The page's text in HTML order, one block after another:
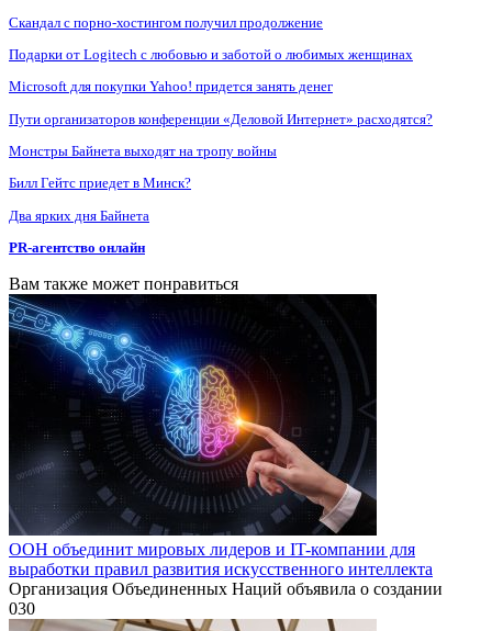
Скандал с порно-хостингом получил продолжение
Подарки от Logitech с любовью и заботой о любимых женщинах
Microsoft для покупки Yahoo! придется занять денег
Пути организаторов конференции «Деловой Интернет» расходятся?
Монстры Байнета выходят на тропу войны
Билл Гейтс приедет в Минск?
Два ярких дня Байнета
PR-агентство онлайн
Вам также может понравиться
ООН объединит мировых лидеров и IT-компании для
выработки правил развития искусственного интеллекта
Организация Объединенных Наций объявила о создании
030